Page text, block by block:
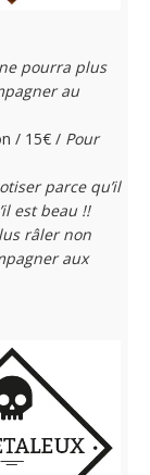
pourra plus
au
/ 15€ / Pour
parce qu’il
est beau !!
râler non
aux